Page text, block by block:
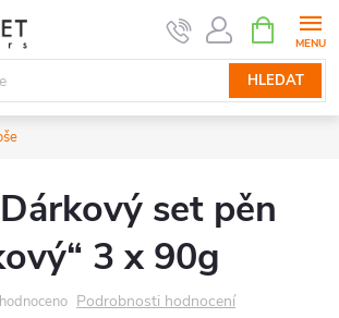
HLEDAT
NÁKUPNÍ
KOŠÍK
set pěn
3 x 90g
Podrobnosti hodnocení